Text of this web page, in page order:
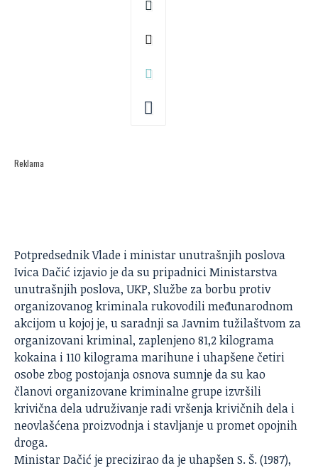
Reklama
Potpredsednik Vlade i ministar unutrašnjih poslova
Ivica Dačić izjavio je da su pripadnici Ministarstva
unutrašnjih poslova, UKP, Službe za borbu protiv
organizovanog kriminala rukovodili međunarodnom
akcijom u kojoj je, u saradnji sa Javnim tužilaštvom za
organizovani kriminal, zaplenjeno 81,2 kilograma
kokaina i 110 kilograma marihune i uhapšene četiri
osobe zbog postojanja osnova sumnje da su kao
članovi organizovane kriminalne grupe izvršili
krivična dela udruživanje radi vršenja krivičnih dela i
neovlašćena proizvodnja i stavljanje u promet opojnih
droga.
Ministar Dačić je precizirao da je uhapšen S. Š. (1987),